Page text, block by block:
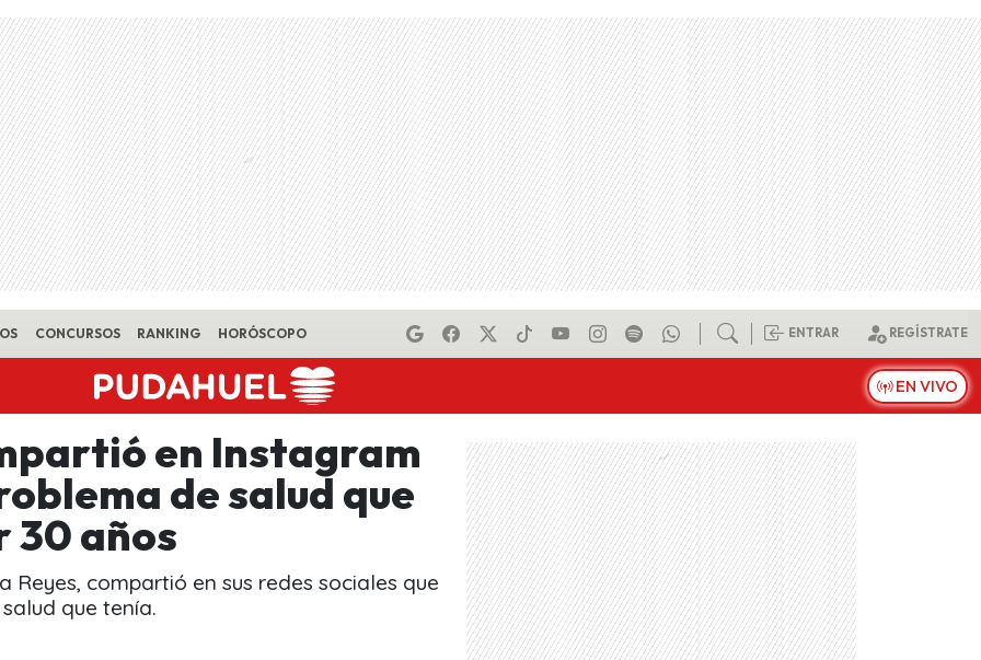
CONCURSOS RANKING HORÓSCOPO ENTRAR REGÍSTRATE
EN VIVO
en Instagram
de salud que
30 años
compartió en sus redes sociales que
que tenía.